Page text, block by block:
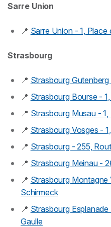
Sarre Union
📍 Sarre Union - 1, Place
Strasbourg
📍 Strasbourg
📍 Strasbourg Bourse -
📍 Strasbourg Musau -
📍 Strasbourg Vosges -
📍 Strasbourg - 255,
📍 Strasbourg Meinau -
📍 Strasbourg
Schirmeck
📍 Strasbourg
Gaulle